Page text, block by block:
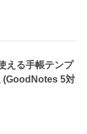
える手帳テンプ
(GoodNotes 5対